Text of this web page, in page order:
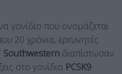
γονίδιο που ονομάζεται
20 χρόνια, ερευνητές
Southwestern διαπίστωσαν
στο γονίδιο PCSK9